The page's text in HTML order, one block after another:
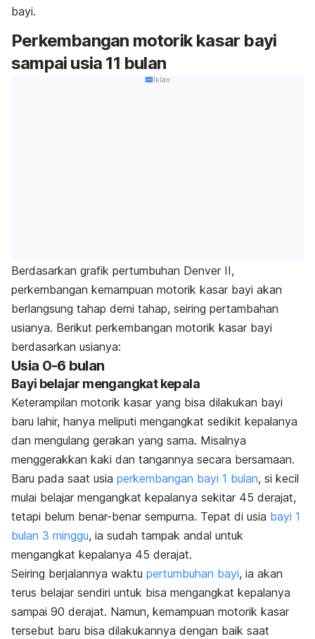
bayi.
Perkembangan motorik kasar bayi
sampai usia 11 bulan
Iklan
Berdasarkan grafik pertumbuhan Denver II,
perkembangan kemampuan motorik kasar bayi akan
berlangsung tahap demi tahap, seiring pertambahan
usianya. Berikut perkembangan motorik kasar bayi
berdasarkan usianya:
Usia 0-6 bulan
Bayi belajar mengangkat kepala
Keterampilan motorik kasar yang bisa dilakukan bayi
baru lahir, hanya meliputi mengangkat sedikit kepalanya
dan mengulang gerakan yang sama. Misalnya
menggerakkan kaki dan tangannya secara bersamaan.
Baru pada saat usia perkembangan bayi 1 bulan, si kecil
mulai belajar mengangkat kepalanya sekitar 45 derajat,
tetapi belum benar-benar sempurna. Tepat di usia bayi 1
bulan 3 minggu, ia sudah tampak andal untuk
mengangkat kepalanya 45 derajat.
Seiring berjalannya waktu pertumbuhan bayi, ia akan
terus belajar sendiri untuk bisa mengangkat kepalanya
sampai 90 derajat. Namun, kemampuan motorik kasar
tersebut baru bisa dilakukannya dengan baik saat